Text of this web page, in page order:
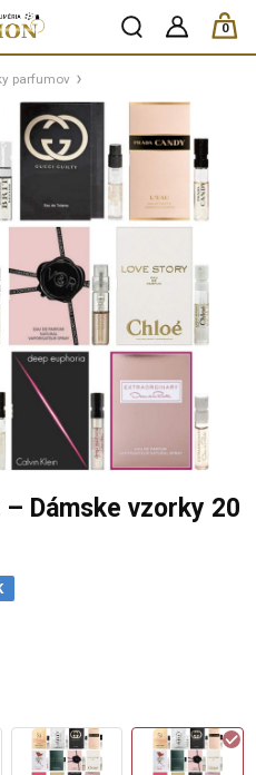
0
ks /
parfumov
Dámske vzorky 20